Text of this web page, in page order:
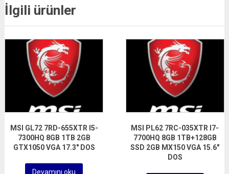
İlgili ürünler
MSI GL72 7RD-655XTR I5-
7300HQ 8GB 1TB 2GB
GTX1050 VGA 17.3″ DOS
Devamını oku
MSI PL62 7RC-035XTR I7-
7700HQ 8GB 1TB+128GB
SSD 2GB MX150 VGA 15.6″
DOS